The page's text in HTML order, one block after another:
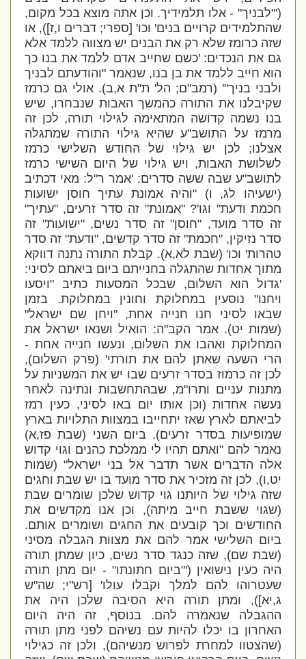
('"לבניך" - אלו תלמידיך. וכן אתה מוצא בכל מקום,
שהתלמידים קרויים בנים' וכו' [ספרי; דברים ו,ז]), או
שזה כרומז שלא רק את הבנים יש מצווה ללמד אלא
גם את הנכדים: 'כשם שחייב אדם ללמד את בנו כך
הוא חייב ללמד את בן בנו, שנאמר "והודעתם לבניך
ולבני בניך"' (רמב"ם; הל' ת"ת א,ב). אולי גם כרמז
שקיבלנו את התורה כהמשך האבות שנבחרו, שיש
בנו נשמה קדושה המתאימה לגילוי תורה, לכן זה
מרמז על התושב"ע שהיא גילוי התורה שמתגלה
אצלנו; לכן יש גילוי של החודש השלישי כרמז
לשלושת האבות, ויש גילוי של היום השישי כרמז
לתושב"ע שבה ששה סדרים: 'אמר ר"ל: מאי דכתיב
(ישעיהו לג, ו) "והיה אמונת עתיך חוסן ישועות
חכמת ודעת" וגו'? "אמונת" זה סדר זרעים, "עתיך"
זה סדר מועד, "חוסן" זה סדר נשים, "ישועות" זה
סדר נזיקין, "חכמת" זה סדר קדשים, "ודעת" זה סדר
טהרות' וכו' (שבת לא,א). קבלת התורה נתנה דווקא
מתוך אחדות שהתגלה בחנייתם ביום ביאתם לסיני:
'גדול הוא השלום, שבכל המסעות כתיב "ויסעו
ויחנו" נוסעין במחלוקת וחונין במחלוקת. בזמן
שבאו לסיני חנו חנייה אחת, "ויחן שם ישראל"
(שמות יט). אמר הקב"ה: הואיל ושנאו ישראל את
המחלוקת ואהבו את השלום, ונעשו חנייה אחת -
הרי השעה שאתן להם את תורתי' (פרק השלום),
לכן זה כרמוז בסדר זרעים שבו יש את המשניות על
מתנות עניים ותרו"מ, שבהתחשבות ונתינה לאחר
נעשה אחדות (וכן אותו יום באו לסיני, כעין רמז
לביאתם לארץ שאז יתחייבו במצוות התלויות בארץ
שמופיעות בסדר זרעים). ביום השני (שבת פז,א)
נאמר להם "ואתם תהיו לי ממלכת כהנים וגוי קדוש
אלה הדברים אשר תדבר אל בני ישראל" (שמות
יט,ו), לכן זה מזכיר את סדר מועד בו יש שבת וחגים
שזה גילוי של היותנו גוי קדוש שלכן שומרים שבת
(שגוי ששבת חייב מיתה), וכן אנו מקדשים את
החודשים וכך קובעים את החגים ושומרים אותם.
ביום השלישי אמר להם את מצוות הגבלה מסיני
(שבת שם), שזה כנגד סדר נשים, כיון שמתן תורה
היה כעין נישואין ('"ביום חתונתו" - יום מתן תורה
שעטרוהו להם למלך וקבלו עולו' [רש"י; שה"ש
ג,יא]), ומתן תורה היא הסיבה שלכן היה את
ההגבלה שנאמרה להם. בנוסף, זה היה היום
האחרון בו יכלו להיות עם נשיהם לפני מתן תורה
(שהצטוו למחרת לפרוש מנשיהם), ולכן זה כגילוי